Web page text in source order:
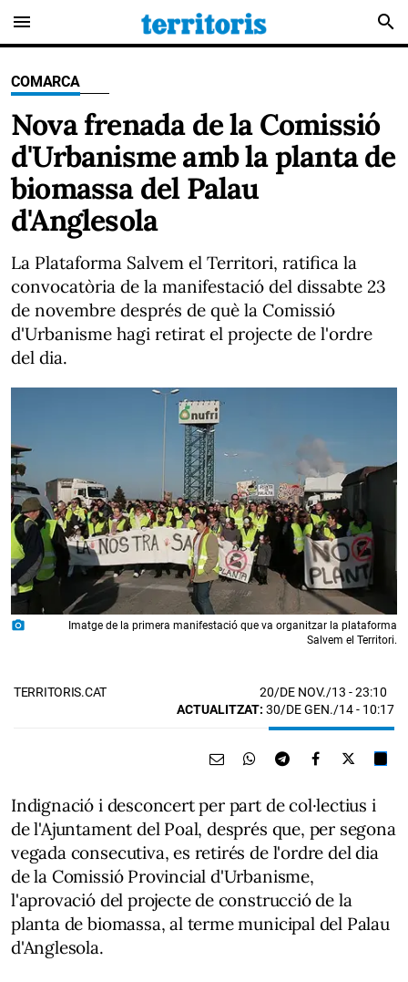
menu search
COMARCA
Nova frenada de la Comissió
d'Urbanisme amb la planta de
biomassa del Palau
d'Anglesola
La Plataforma Salvem el Territori, ratifica la
convocatòria de la manifestació del dissabte 23
de novembre després de què la Comissió
d'Urbanisme hagi retirat el projecte de l'ordre
del dia.
photo_camera
Imatge de la primera manifestació que va organitzar la plataforma
Salvem el Territori.
TERRITORIS.CAT 20/DE NOV./13 - 23:10
ACTUALITZAT: 30/DE GEN./14 - 10:17
Indignació i desconcert per part de col·lectius i
de l'Ajuntament del Poal, després que, per segona
vegada consecutiva, es retirés de l'ordre del dia
de la Comissió Provincial d'Urbanisme,
l'aprovació del projecte de construcció de la
planta de biomassa, al terme municipal del Palau
d'Anglesola.